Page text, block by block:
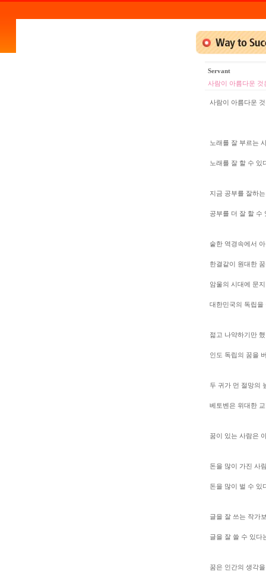
Servant
사람이 아름다운 것
사람이 아름다운
노래를 잘 부르는
노래를 잘 할 수 있
지금 공부를 잘하
공부를 더 잘 할 수
숱한 역경속에서
한결같이 원대한
암울의 시대에 문
대한민국의 독립을
젊고 나약하기만
인도 독립의 꿈을
두 귀가 먼 절망의
베토벤은 위대한
꿈이 있는 사람은
돈을 많이 가진 사
돈을 많이 벌 수 있
글을 잘 쓰는 작가
글을 잘 쓸 수 있다
꿈은 인간의 생각